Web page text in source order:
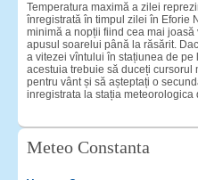
Temperatura maximă a zilei
înregistrată în timpul zilei în Eforie
minimă a nopții fiind cea mai
apusul soarelui până la răsărit.
a vitezei vîntului în stațiunea de
acestuia trebuie să duceți
pentru vânt și să așteptați o
inregistrata la stația meteorologica
Meteo Constanta